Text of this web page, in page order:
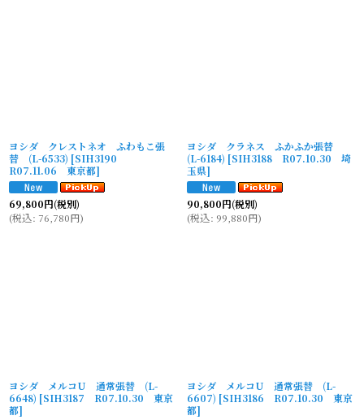
ヨシダ クレストネオ ふわもこ張
替 (L-6533) [SIH3190
R07.11.06 東京都]
69,800円(税別)
(税込: 76,780円)
ヨシダ クラネス ふかふか張替
(L-6184) [SIH3188 R07.10.30 埼
玉県]
90,800円(税別)
(税込: 99,880円)
ヨシダ メルコU 通常張替 (L-
6648) [SIH3187 R07.10.30 東京
都]
ヨシダ メルコU 通常張替 (L-
6607) [SIH3186 R07.10.30 東京
都]